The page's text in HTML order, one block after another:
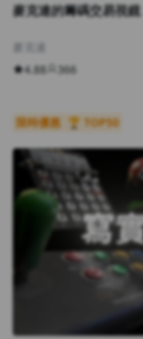
麥克連的籌碼交易視鏡
麥克連
4.88
366
限時優惠 🏆 TOP50